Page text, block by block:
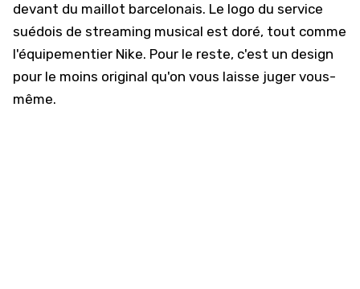
devant du maillot barcelonais. Le logo du service
suédois de streaming musical est doré, tout comme
l'équipementier Nike. Pour le reste, c'est un design
pour le moins original qu'on vous laisse juger vous-
même.